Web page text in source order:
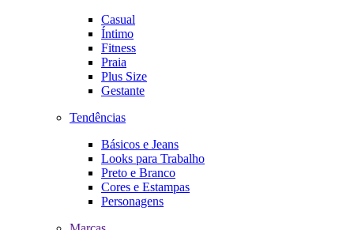
Casual
Íntimo
Fitness
Praia
Plus Size
Gestante
Tendências
Básicos e Jeans
Looks para Trabalho
Preto e Branco
Cores e Estampas
Personagens